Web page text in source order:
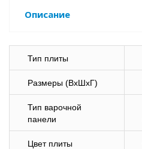
Описание
Тип плиты
Размеры (ВхШхГ)
Тип варочной
панели
Цвет плиты